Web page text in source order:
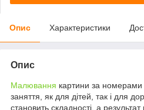
Опис Характеристики
Опис
Малювання картини за
заняття, як для дітей, так і для
становить складності, а